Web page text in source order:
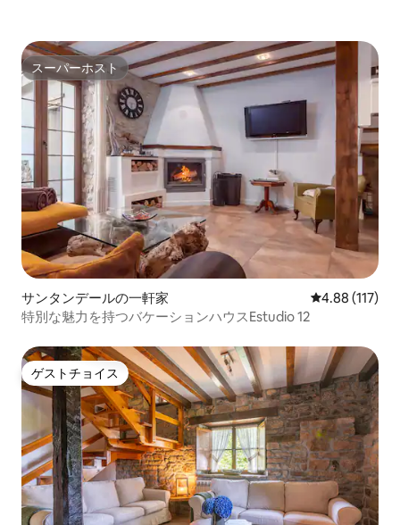
スーパーホスト
スーパーホスト
サンタンデールの一軒家 レビュー117
4.88 (117)
特別な魅力を持つバケーションハウスEstudio 12
ゲストチョイス
ゲストチョイス